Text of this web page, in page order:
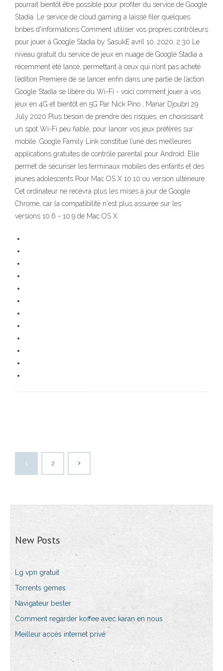
pourrait bientôt être possible pour profiter du service de Google
Stadia. Le service de cloud gaming a laissé filer quelques
bribes d'informations Comment utiliser vos propres contrôleurs
pour jouer à Google Stadia by SasukE avril 10, 2020, 2:30 Le
niveau gratuit du service de jeux en nuage de Google Stadia a
récemment été lancé, permettant à ceux qui n’ont pas acheté
l’édition Premiere de se lancer enfin dans une partie de l’action.
Google Stadia se libère du Wi-Fi - voici comment jouer à vos
jeux en 4G et bientôt en 5G Par Nick Pino , Manar Djoubri 29
July 2020 Plus besoin de prendre des risques, en choisissant
un spot Wi-Fi peu fiable, pour lancer vos jeux préférés sur
mobile. Google Family Link constitue l’une des meilleures
applications gratuites de contrôle parental pour Android. Elle
permet de sécuriser les terminaux mobiles des enfants et des
jeunes adolescents Pour Mac OS X 10.10 ou version ultérieure.
Cet ordinateur ne recevra plus les mises à jour de Google
Chrome, car la compatibilité n'est plus assurée sur les
versions 10.6 - 10.9 de Mac OS X.
1 2
New Posts
Lg vpn gratuit
Torrents gemes
Navigateur bester
Comment regarder koffee avec karan en nous
Meilleur accès internet privé